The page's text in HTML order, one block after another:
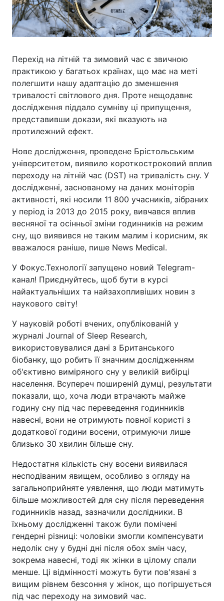
Перехід на літній та зимовий час є звичною
практикою у багатьох країнах, що має на меті
полегшити нашу адаптацію до зменшення
тривалості світлового дня. Проте нещодавнє
дослідження піддало сумніву ці припущення,
представивши докази, які вказують на
протилежний ефект.
Нове дослідження, проведене Брістольським
університетом, виявило короткостроковий вплив
переходу на літній час (DST) на тривалість сну. У
дослідженні, заснованому на даних моніторів
активності, які носили 11 800 учасників, зібраних
у період із 2013 до 2015 року, вивчався вплив
весняної та осінньої зміни годинників на режим
сну, що виявився не таким малим і корисним, як
вважалося раніше, пише News Medical.
У Фокус.Технології запущено новий Telegram-
канал! Приєднуйтесь, щоб бути в курсі
найактуальніших та найзахопливіших новин з
наукового світу!
У науковій роботі вчених, опублікованій у
журналі Journal of Sleep Research,
використовувалися дані з Британського
біобанку, що робить її значним дослідженням
об'єктивно виміряного сну у великій вибірці
населення. Всупереч поширеній думці, результати
показали, що, хоча люди втрачають майже
годину сну під час переведення годинників
навесні, вони не отримують повної користі з
додаткової години восени, отримуючи лише
близько 30 хвилин більше сну.
Недостатня кількість сну восени виявилася
несподіваним явищем, особливо з огляду на
загальноприйняте уявлення, що люди матимуть
більше можливостей для сну після переведення
годинників назад, зазначили дослідники. В
їхньому дослідженні також були помічені
гендерні різниці: чоловіки змогли компенсувати
недолік сну у будні дні після обох змін часу,
зокрема навесні, тоді як жінки в цілому спали
менше. Ці відмінності можуть бути пов'язані з
вищим рівнем безсоння у жінок, що погіршується
під час переходу на зимовий час.